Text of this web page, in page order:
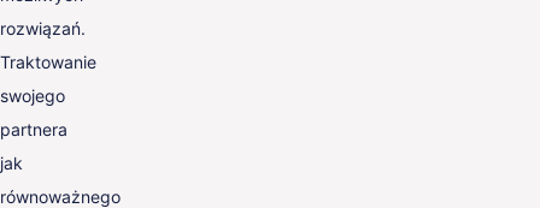
rozwiązań.
Traktowanie
swojego
partnera
jak
równoważnego